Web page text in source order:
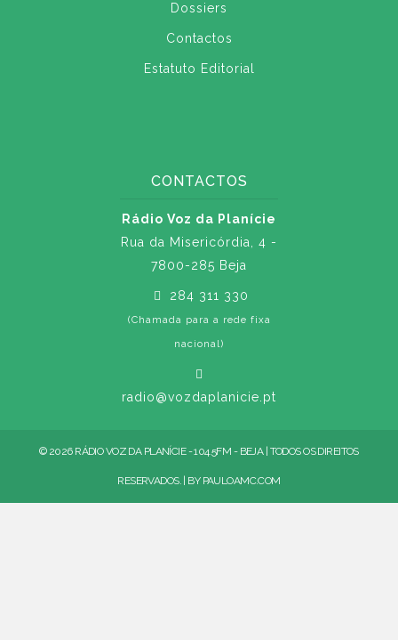
Dossiers
Contactos
Estatuto Editorial
CONTACTOS
Rádio Voz da Planície
Rua da Misericórdia, 4 -
7800-285 Beja
284 311 330
(Chamada para a rede fixa
nacional)
radio@vozdaplanicie.pt
© 2026 RÁDIO VOZ DA PLANÍCIE - 104.5FM - BEJA | TODOS OS DIREITOS
RESERVADOS. | BY PAULOAMC.COM